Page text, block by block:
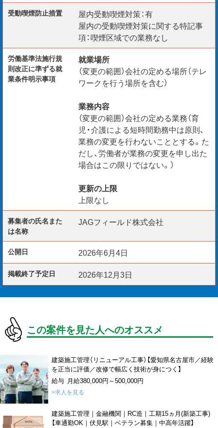
受動喫煙防⽌措置
屋内受動喫煙対策：有
屋内の受動喫煙対策に関する特記事
項：喫煙区域での業務なし
労働基準法施行規
則改正に準ずる就
業条件明示事項
就業場所
（変更の範囲）会社の定める場所（テレ
ワークを行う場所を含む）
業務内容
（変更の範囲）会社の定める業務（育
児・介護による短時間勤務中は原則、
業務の変更を行わないこととする。た
だし、労働者が業務の変更を申し出た
場合はこの限りではない。）
更新の上限
上限なし
募集者の氏名また
は名称
JAGフィールド株式会社
公開日 2026年6月4日
掲載終了予定日 2026年12月3日
この案件を見た人へのオススメ
建築施工管理（リニューアル工事）【愛知県名古屋市／経験
を正当に評価／改修で幅広く技術が身につく】
給与 月給380,000円～500,000円
>求人を見る
建築施工管理｜金融機関｜RC造｜工期15ヵ月(新築工事)
【車通勤OK｜伏見駅｜ベテラン募集｜中高年活躍】